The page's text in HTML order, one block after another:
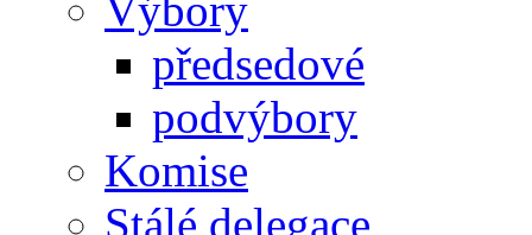
předsedové
podvýbory
Komise
Stálé delegace